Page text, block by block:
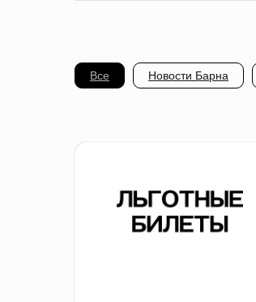
Все Новости Барна